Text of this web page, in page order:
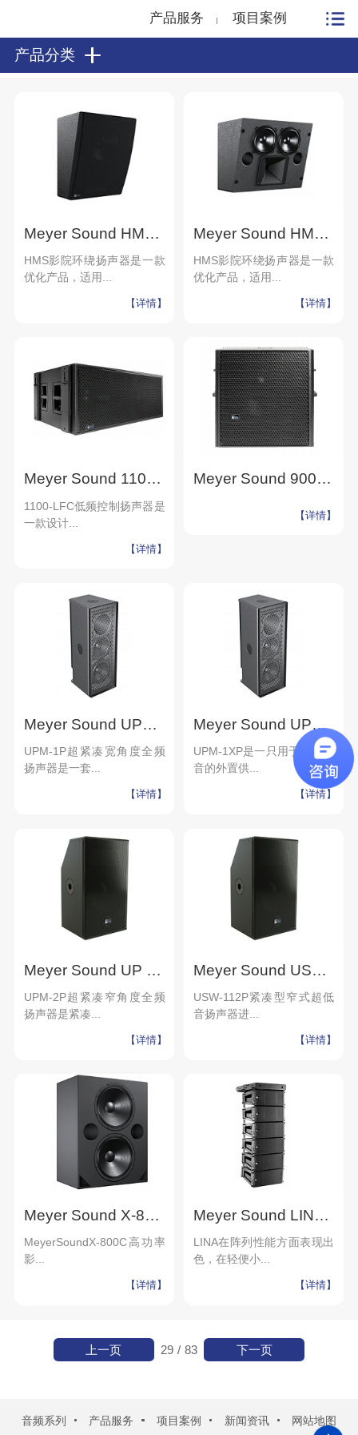
产品服务 项目案例
产品分类
Meyer Sound HMS-10 影院环绕扬声器（配备隔栅框） 影院、高端私人影院、放映室
HMS影院环绕扬声器是一款
优化产品，适用...
【详情】
Meyer Sound HMS-5 影院环绕扬声器 影院、高端私人影院、放映室
HMS影院环绕扬声器是一款
优化产品，适用...
【详情】
Meyer Sound 1100-LFC 低频控制扬声器 高端剧场
1100-LFC低频控制扬声器是
一款设计...
【详情】
Meyer Sound 900-LFC 紧凑超低频扬声器 高端剧场
【详情】
Meyer Sound UPM-1 超紧凑超低频扬声器 高端别墅家庭影院
UPM-1P超紧凑宽角度全频
扬声器是一套...
【详情】
Meyer Sound UPM-1XP 48伏直流紧凑型宽角度扬声器 高端别墅家庭影院
UPM-1XP是一只用于专业补
音的外置供...
【详情】
Meyer Sound UP -2P 紧凑型 角度全频扬声器 剧场 高端酒吧
UPM-2P超紧凑窄角度全频
扬声器是紧凑...
【详情】
Meyer Sound USW-112P 紧凑型窄式超低音扬声器 高端别墅家庭影院
USW-112P紧凑型窄式超低
音扬声器进...
【详情】
Meyer Sound X-800C 高功率影院低频扬声器 高端别墅家庭影院
MeyerSoundX-800C高功率
影...
【详情】
Meyer Sound LINA紧凑型线阵列扬声器 750-LFC低频扬声器
LINA在阵列性能方面表现出
色，在轻便小...
【详情】
29 / 83
上一页 下一页
音频系列 产品服务 项目案例 新闻资讯
网站地图